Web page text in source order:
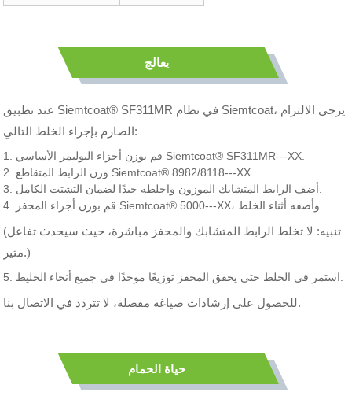
يعالج
عند تطبيق Siemtcoat® SF311MR في نظام Siemtcoat، يرجى الالتزام
الصارم بإجراء الخلط التالي:
1. قم بوزن أجزاء البوليمر الأساسي Siemtcoat® SF311MR---XX.
2. وزن الرابط المتقاطع Siemtcoat® 8982/8118---XX
(تنبيه: لا تخلط الرابط المتشابك والمحفز مباشرة، حيث سيحدث تفاعل
مثير.)
للحصول على إرشادات صياغة مفصلة، ​​لا تتردد في الاتصال بنا.
حياة الحمام